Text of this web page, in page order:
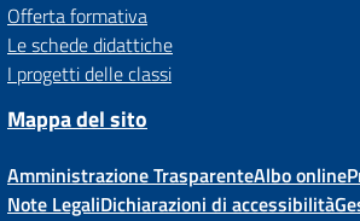
Offerta formativa
Le schede didattiche
I progetti delle classi
Mappa del sito
Amministrazione TrasparenteAlbo online
Note LegaliDichiarazioni di accessibilità